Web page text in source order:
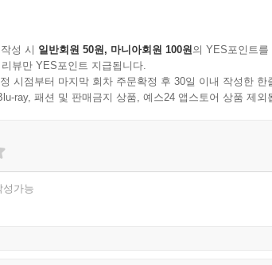
성 시 일반회원 50원, 마니아회원 100원의 YES포인트를
뷰만 YES포인트 지급됩니다.
시점부터 마지막 회차 주문확정 후 30일 이내 작성한 한
ray, 패션 및 판매금지 상품, 예스24 앱스토어 상품 제외
성가능